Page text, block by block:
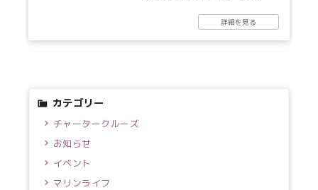
年3月まで保守点検を行いま
す。 PDFはこちら...
詳細を見る
カテゴリー
チャータークルーズ
お知らせ
イベント
マリンライフ